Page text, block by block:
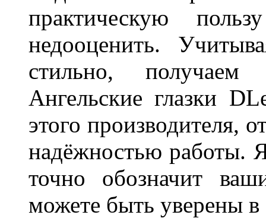
практическую
недооценить.
стильно,
Ангельские глазки
этого производителя,
надёжностью работы.
точно обозначит
можете быть уверены